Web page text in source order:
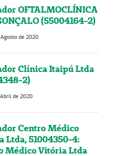
OFTALMOCLÍNICA
(55004164-2)
de 2020
Clínica Itaipú Ltda
2)
de 2020
Centro Médico
Ltda, 51004350-4:
Médico Vitória Ltda